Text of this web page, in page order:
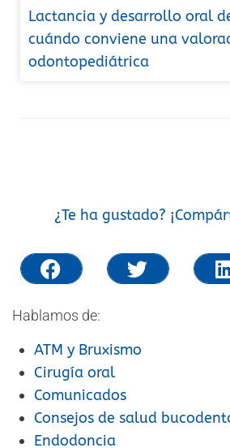
Lactancia y desarrollo oral
cuándo conviene una
odontopediátrica
¿Te ha gustado?
Hablamos de:
ATM y Bruxismo
Cirugía oral
Comunicados
Consejos de salud
Endodoncia